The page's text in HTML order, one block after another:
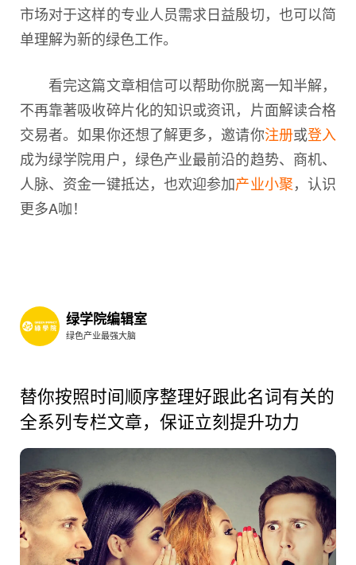
市场对于这样的专业人员需求日益殷切，也可以简
单理解为新的绿色工作。
看完这篇文章相信可以帮助你脱离一知半解，
不再靠著吸收碎片化的知识或资讯，片面解读合格
交易者。如果你还想了解更多，邀请你注册或登入
成为绿学院用户，绿色产业最前沿的趋势、商机、
人脉、资金一键抵达，也欢迎参加产业小聚，认识
更多A咖！
绿学院编辑室
绿色产业最强大脑
替你按照时间顺序整理好跟此名词有关的
全系列专栏文章，保证立刻提升功力